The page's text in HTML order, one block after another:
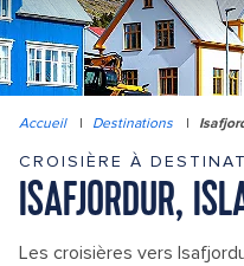
Accueil | Destinations |
CROISIÈRE À
ISAFJORDUR,
Les croisières vers